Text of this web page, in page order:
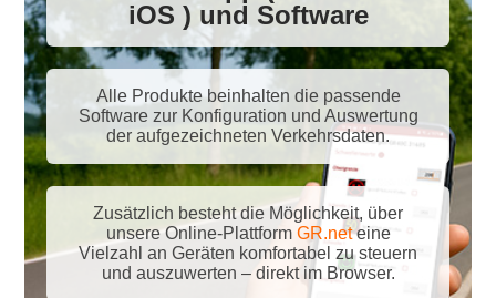
iOS ) und Software
Alle Produkte beinhalten die passende
Software zur Konfiguration und Auswertung
der aufgezeichneten Verkehrsdaten.
Zusätzlich besteht die Möglichkeit, über
unsere Online-Plattform GR.neteine
Vielzahl an Geräten komfortabel zu steuern
und auszuwerten – direkt im Browser.